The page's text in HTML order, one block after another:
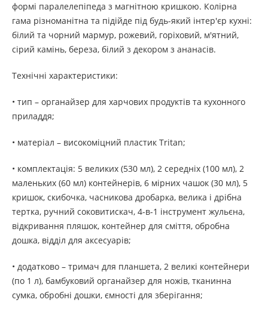
формі паралелепіпеда з магнітною кришкою. Колірна
гама різноманітна та підійде під будь-який інтер'єр кухні:
білий та чорний мармур, рожевий, горіховий, м'ятний,
сірий камінь, береза, білий з декором з ананасів.
Технічні характеристики:
• тип – органайзер для харчових продуктів та кухонного
приладдя;
• матеріал – високоміцний пластик Tritan;
• комплектація: 5 великих (530 мл), 2 середніх (100 мл), 2
маленьких (60 мл) контейнерів, 6 мірних чашок (30 мл), 5
кришок, скибочка, часникова дробарка, велика і дрібна
тертка, ручний соковитискач, 4-в-1 інструмент жульєна,
відкривання пляшок, контейнер для сміття, обробна
дошка, відділ для аксесуарів;
• додатково – тримач для планшета, 2 великі контейнери
(по 1 л), бамбуковий органайзер для ножів, тканинна
сумка, обробні дошки, ємності для зберігання;